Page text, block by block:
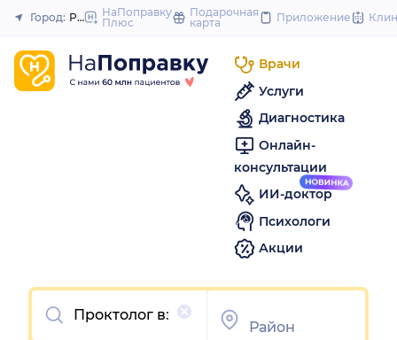
to
Закрыть
Город: Ростов-на-Дону
НаПоправку
Плюс
Подарочная
карта
Приложение
Врачи
Услуги
Диагностика
Онлайн-
консультации
ИИ-доктор
Психологи
Акции
Очистить